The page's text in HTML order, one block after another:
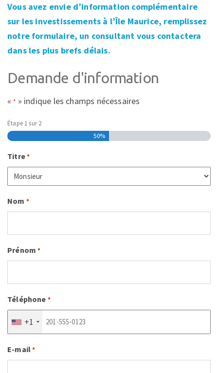
Vous avez envie d’information complémentaire
sur les investissements à l’Île Maurice, remplissez
notre formulaire, un consultant vous contactera
dans les plus brefs délais.
Demande d'information
«* » indique les champs nécessaires
Étape 1 sur2
50%
Titre*
Nom *
Prénom *
Téléphone *
+1
E-mail*